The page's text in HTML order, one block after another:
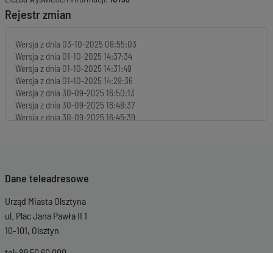
Rejestr zmian
Wersja z dnia 03-10-2025 08:55:03
Wersja z dnia 01-10-2025 14:37:34
Wersja z dnia 01-10-2025 14:31:49
Wersja z dnia 01-10-2025 14:29:36
Wersja z dnia 30-09-2025 16:50:13
Wersja z dnia 30-09-2025 16:48:37
Wersja z dnia 30-09-2025 16:45:39
Wersja z dnia30-09-2025 14:11:40
Wersja z dnia30-09-2025 14:03:39
Wersja z dnia30-09-2025 13:55:04
Wersja z dnia
Wersja z dnia
Dane teleadresowe
Urząd Miasta Olsztyna
ul. Plac Jana Pawła II 1
10-101, Olsztyn